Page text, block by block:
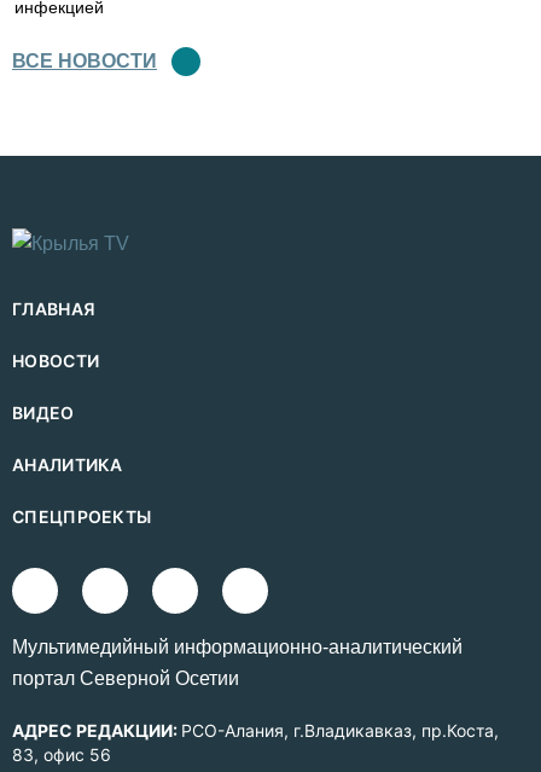
инфекцией
ВСЕ НОВОСТИ
ГЛАВНАЯ
НОВОСТИ
ВИДЕО
АНАЛИТИКА
СПЕЦПРОЕКТЫ
Mультимедийный информационно-аналитический
портал Северной Осетии
АДРЕС РЕДАКЦИИ: РСО-Алания, г.Владикавказ, пр.Коста,
83, офис 56